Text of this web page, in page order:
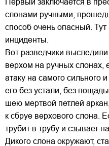
Первый заключается в
слонами ручными,
способ очень опасный.
инциденты.
Вот разведчики
верхом на ручных слонах,
атаку на самого сильного
его без устали, без
шею мертвой петлей
к сбруе верхового слона.
трубит в трубу и сзывает
Дикого слона окружают,